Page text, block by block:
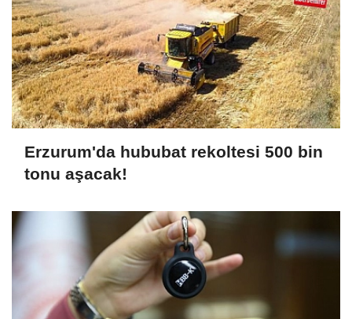
Erzurum'da hububat rekoltesi 500 bin
tonu aşacak!